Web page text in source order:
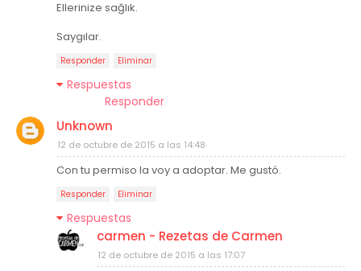
Ellerinize sağlık.
Saygılar.
Responder Eliminar
Respuestas
Responder
Unknown
12 de octubre de 2015 a las 14:48
Con tu permiso la voy a adoptar. Me gustó.
Responder Eliminar
Respuestas
carmen - Rezetas de Carmen
12 de octubre de 2015 a las 17:07